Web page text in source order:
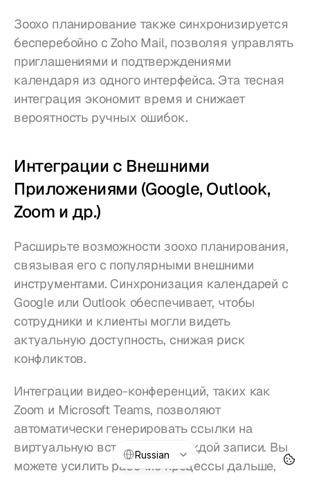
Зоохо планирование также синхронизируется
бесперебойно с Zoho Mail, позволяя управлять
приглашениями и подтверждениями
календаря из одного интерфейса. Эта тесная
интеграция экономит время и снижает
вероятность ручных ошибок.
Интеграции с Внешними
Приложениями (Google, Outlook,
Zoom и др.)
Расширьте возможности зоохо планирования,
связывая его с популярными внешними
инструментами. Синхронизация календарей с
Google или Outlook обеспечивает, чтобы
сотрудники и клиенты могли видеть
актуальную доступность, снижая риск
конфликтов.
Интеграции видео-конференций, таких как
Zoom и Microsoft Teams, позволяют
автоматически генерировать ссылки на
виртуальную встречу для каждой записи. Вы
можете усилить рабочие процессы дальше,
Select Language
Russian